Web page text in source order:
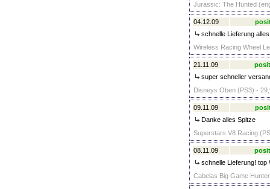
Jurassic: The Hunted
04.12.09
schnelle Lieferung
Wireless Racing Wheel
21.11.09
super schneller
Disneys Oben (PS3) -
09.11.09
Danke alles Spitze
Superstars V8 Racing
08.11.09
schnelle Lieferung! top
Cabelas Big Game